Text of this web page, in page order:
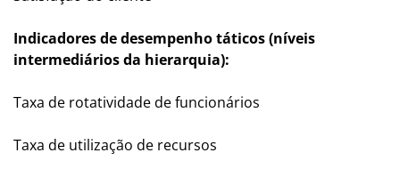
Indicadores de desempenho táticos (níveis
intermediários da hierarquia):
Taxa de rotatividade de funcionários
Taxa de utilização de recursos